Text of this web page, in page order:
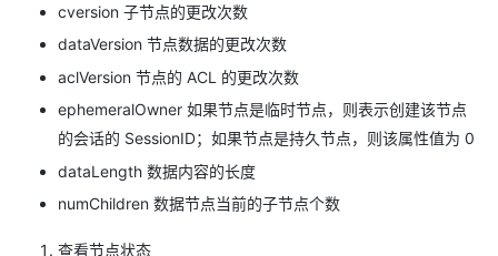
cversion 子节点的更改次数
dataVersion 节点数据的更改次数
aclVersion 节点的 ACL 的更改次数
ephemeralOwner 如果节点是临时节点，则表示创建该节点
的会话的 SessionID；如果节点是持久节点，则该属性值为 0
dataLength 数据内容的长度
numChildren 数据节点当前的子节点个数
查看节点状态